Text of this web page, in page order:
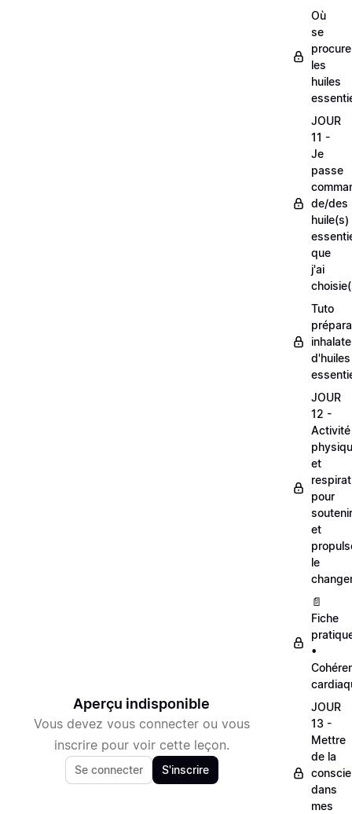
Aperçu indisponible
Vous devez vous connecter ou vous
inscrire pour voir cette leçon.
Se connecter S'inscrire
Où
se
les
huiles
JOUR
11 -
Je
passe
de/des
huile(s)
que
j'ai
Tuto
d'huiles
JOUR
12 -
Activité
et
pour
soutenir
et
le
📄
Fiche
•
JOUR
13 -
Mettre
de la
dans
mes